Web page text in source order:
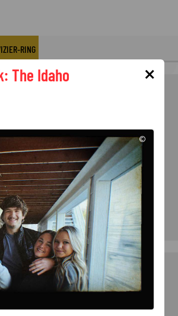
RING
met
×
The Idaho
©